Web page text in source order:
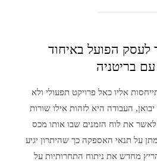
הפועל באיחוד
בריטניה
אליו כאל פרויקט תפעולי ולא
העבודה היא לזהות אילו שורות
את לוח הזמנים שבו אותו מכס
על תנאי האספקה כך שהיתרון יגיע
מחדש את ניתוח התחרותיות על